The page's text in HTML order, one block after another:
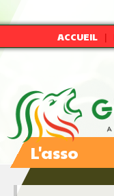
ACCUEIL
L'asso